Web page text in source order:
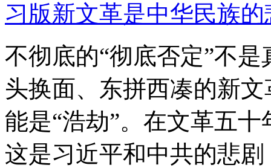
习版新文革是中华民族的
不彻底的“彻底否定”不
头换面、东拼西凑的新
能是“浩劫”。在文革五
这是习近平和中共的悲